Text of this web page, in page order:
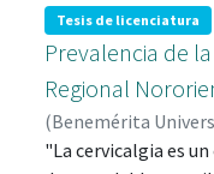
que fortalecieron el
observacional y
prevalencia
respuesta, se
para los
Tesis de licenciatura
Prevalencia de
Regional
(Benemérita
Acuña, Nereida ;
"La cervicalgia es